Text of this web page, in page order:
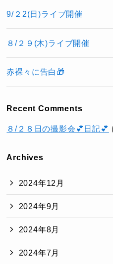
9/２2(日)ライブ開催
８/２９(木)ライブ開催
赤裸々に告白🎁
Recent Comments
８/２８日の撮影会💕日記💕
Archives
2024年12月
2024年9月
2024年8月
2024年7月